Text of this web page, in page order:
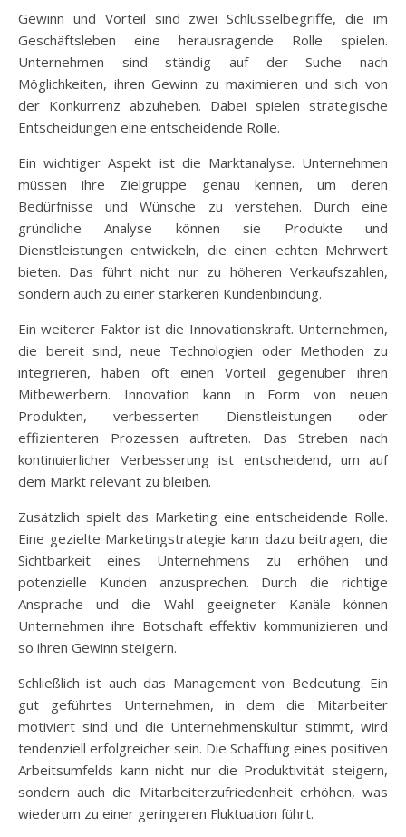
Gewinn und Vorteil sind zwei Schlüsselbegriffe, die im
Geschäftsleben eine herausragende Rolle spielen.
Unternehmen sind ständig auf der Suche nach
Möglichkeiten, ihren Gewinn zu maximieren und sich von
der Konkurrenz abzuheben. Dabei spielen strategische
Entscheidungen eine entscheidende Rolle.
Ein wichtiger Aspekt ist die Marktanalyse. Unternehmen
müssen ihre Zielgruppe genau kennen, um deren
Bedürfnisse und Wünsche zu verstehen. Durch eine
gründliche Analyse können sie Produkte und
Dienstleistungen entwickeln, die einen echten Mehrwert
bieten. Das führt nicht nur zu höheren Verkaufszahlen,
sondern auch zu einer stärkeren Kundenbindung.
Ein weiterer Faktor ist die Innovationskraft. Unternehmen,
die bereit sind, neue Technologien oder Methoden zu
integrieren, haben oft einen Vorteil gegenüber ihren
Mitbewerbern. Innovation kann in Form von neuen
Produkten, verbesserten Dienstleistungen oder
effizienteren Prozessen auftreten. Das Streben nach
kontinuierlicher Verbesserung ist entscheidend, um auf
dem Markt relevant zu bleiben.
Zusätzlich spielt das Marketing eine entscheidende Rolle.
Eine gezielte Marketingstrategie kann dazu beitragen, die
Sichtbarkeit eines Unternehmens zu erhöhen und
potenzielle Kunden anzusprechen. Durch die richtige
Ansprache und die Wahl geeigneter Kanäle können
Unternehmen ihre Botschaft effektiv kommunizieren und
so ihren Gewinn steigern.
Schließlich ist auch das Management von Bedeutung. Ein
gut geführtes Unternehmen, in dem die Mitarbeiter
motiviert sind und die Unternehmenskultur stimmt, wird
tendenziell erfolgreicher sein. Die Schaffung eines positiven
Arbeitsumfelds kann nicht nur die Produktivität steigern,
sondern auch die Mitarbeiterzufriedenheit erhöhen, was
wiederum zu einer geringeren Fluktuation führt.